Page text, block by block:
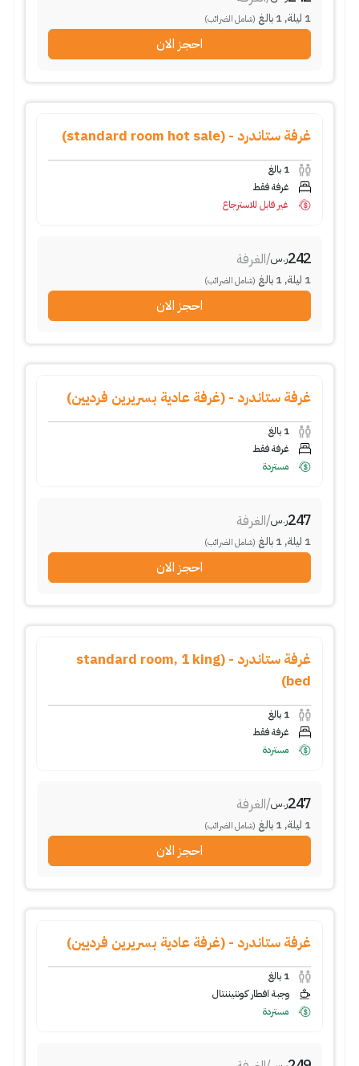
1 ليلة,
1 بالغ (شامل الضرائب)
احجز الان
غرفة ستاندرد - (standard room hot sale)
1 بالغ
غرفة فقط
غير قابل للاسترجاع
242ر.س/الغرفة
1 ليلة,
1 بالغ (شامل الضرائب)
احجز الان
غرفة ستاندرد - (غرفة عادية بسريرين فرديين)
1 بالغ
غرفة فقط
مستردة
247ر.س/الغرفة
1 ليلة,
1 بالغ (شامل الضرائب)
احجز الان
غرفة ستاندرد - (standard room, 1 king
bed)
1 بالغ
غرفة فقط
مستردة
247ر.س/الغرفة
1 ليلة,
1 بالغ (شامل الضرائب)
احجز الان
غرفة ستاندرد - (غرفة عادية بسريرين فرديين)
1 بالغ
وجبة افطار كونتيننتال
مستردة